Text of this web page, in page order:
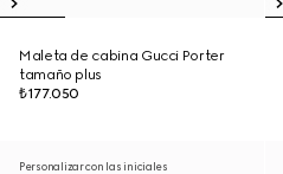
Maleta de cabina Gucci Porter
tamaño plus
₺177.050
Personalizar con las iniciales